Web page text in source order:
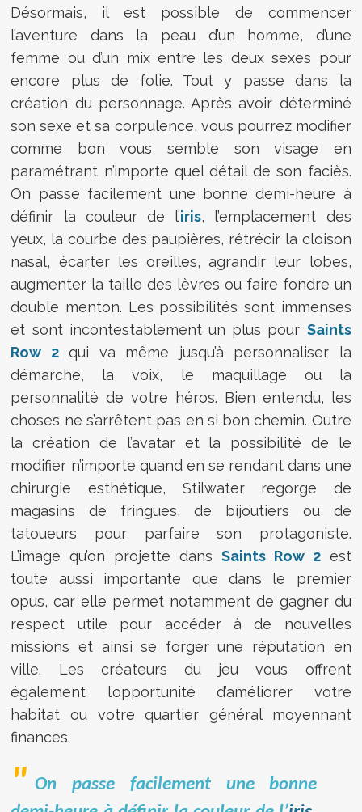
Désormais, il est possible de commencer
l’aventure dans la peau d’un homme, d’une
femme ou d’un mix entre les deux sexes pour
encore plus de folie. Tout y passe dans la
création du personnage. Après avoir déterminé
son sexe et sa corpulence, vous pourrez modifier
comme bon vous semble son visage en
paramétrant n’importe quel détail de son faciès.
On passe facilement une bonne demi-heure à
définir la couleur de l’iris, l’emplacement des
yeux, la courbe des paupières, rétrécir la cloison
nasal, écarter les oreilles, agrandir leur lobes,
augmenter la taille des lèvres ou faire fondre un
double menton. Les possibilités sont immenses
et sont incontestablement un plus pour Saints
Row 2qui va même jusqu’à personnaliser la
démarche, la voix, le maquillage ou la
personnalité de votre héros. Bien entendu, les
choses ne s’arrêtent pas en si bon chemin. Outre
la création de l’avatar et la possibilité de le
modifier n’importe quand en se rendant dans une
chirurgie esthétique, Stilwater regorge de
magasins de fringues, de bijoutiers ou de
tatoueurs pour parfaire son protagoniste.
L’image qu’on projette dans Saints Row 2est
toute aussi importante que dans le premier
opus, car elle permet notamment de gagner du
respect utile pour accéder à de nouvelles
missions et ainsi se forger une réputation en
ville. Les créateurs du jeu vous offrent
également l’opportunité d’améliorer votre
habitat ou votre quartier général moyennant
finances.
On passe facilement une bonne